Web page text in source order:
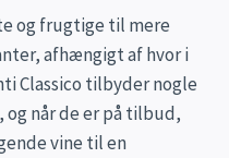
og frugtige til mere
afhængigt af hvor i
Classico tilbyder nogle
når de er på tilbud,
vine til en